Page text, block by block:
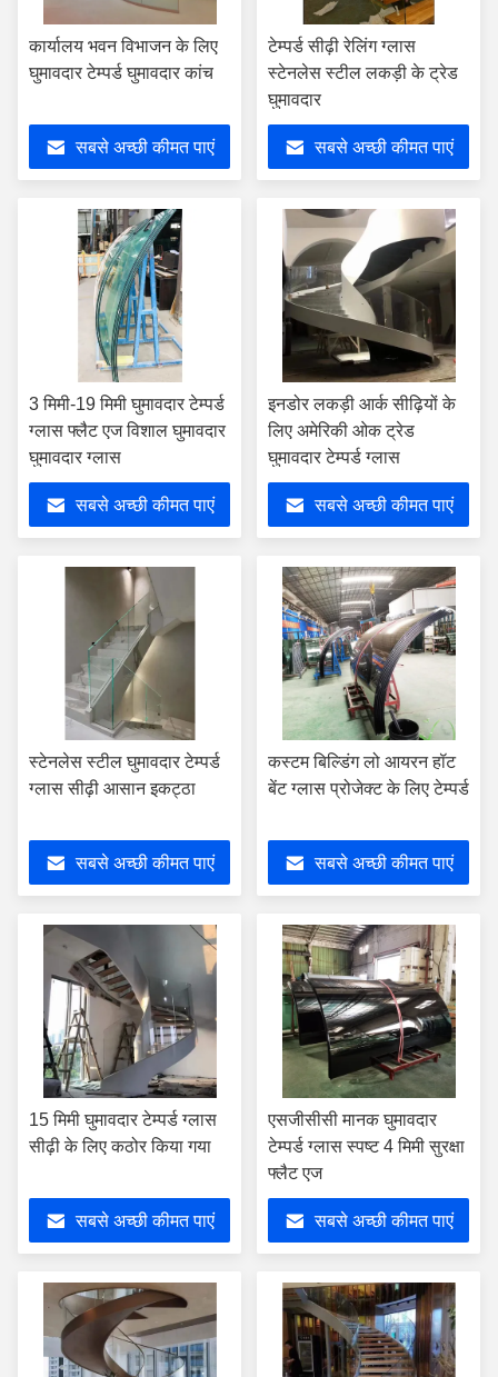
कार्यालय भवन विभाजन के लिए
घुमावदार टेम्पर्ड घुमावदार कांच
सबसे अच्छी कीमत पाएं
टेम्पर्ड सीढ़ी रेलिंग ग्लास
स्टेनलेस स्टील लकड़ी के ट्रेड
घुमावदार
सबसे अच्छी कीमत पाएं
3 मिमी-19 मिमी घुमावदार टेम्पर्ड
ग्लास फ्लैट एज विशाल घुमावदार
घुमावदार ग्लास
सबसे अच्छी कीमत पाएं
इनडोर लकड़ी आर्क सीढ़ियों के
लिए अमेरिकी ओक ट्रेड
घुमावदार टेम्पर्ड ग्लास
सबसे अच्छी कीमत पाएं
स्टेनलेस स्टील घुमावदार टेम्पर्ड
ग्लास सीढ़ी आसान इकट्ठा
सबसे अच्छी कीमत पाएं
कस्टम बिल्डिंग लो आयरन हॉट
बेंट ग्लास प्रोजेक्ट के लिए टेम्पर्ड
सबसे अच्छी कीमत पाएं
15 मिमी घुमावदार टेम्पर्ड ग्लास
सीढ़ी के लिए कठोर किया गया
सबसे अच्छी कीमत पाएं
एसजीसीसी मानक घुमावदार
टेम्पर्ड ग्लास स्पष्ट 4 मिमी सुरक्षा
फ्लैट एज
सबसे अच्छी कीमत पाएं